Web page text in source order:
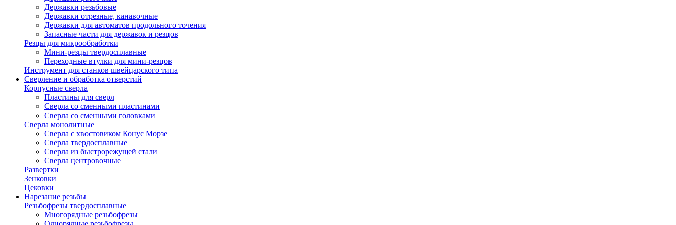
Державки резьбовые
Державки отрезные, канавочные
Державки для автоматов продольного точения
Запасные части для державок и резцов
Резцы для микрообработки
Мини-резцы твердосплавные
Переходные втулки для мини-резцов
Инструмент для станков швейцарского типа
Сверление и обработка отверстий
Корпусные сверла
Пластины для сверл
Сверла со сменными пластинами
Сверла со сменными головками
Сверла монолитные
Сверла с хвостовиком Конус Морзе
Сверла твердосплавные
Сверла из быстрорежущей стали
Сверла центровочные
Развертки
Зенковки
Цековки
Нарезание резьбы
Резьбофрезы твердосплавные
Многорядные резьбофрезы